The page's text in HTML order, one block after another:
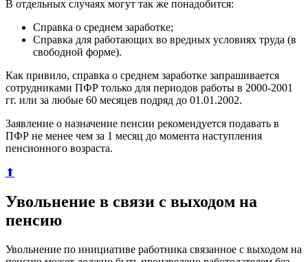
В отдельных случаях могут так же понадобится:
Справка о среднем заработке;
Справка для работающих во вредных условиях труда (в
свободной форме).
Как привило, справка о среднем заработке запрашивается
сотрудниками ПФР только для периодов работы в 2000-2001
гг. или за любые 60 месяцев подряд до 01.01.2002.
Заявление о назначение пенсии рекомендуется подавать в
ПФР не менее чем за 1 месяц до момента наступления
пенсионного возраста.
⬆
Увольнение в связи с выходом на
пенсию
Увольнение по инициативе работника связанное с выходом на